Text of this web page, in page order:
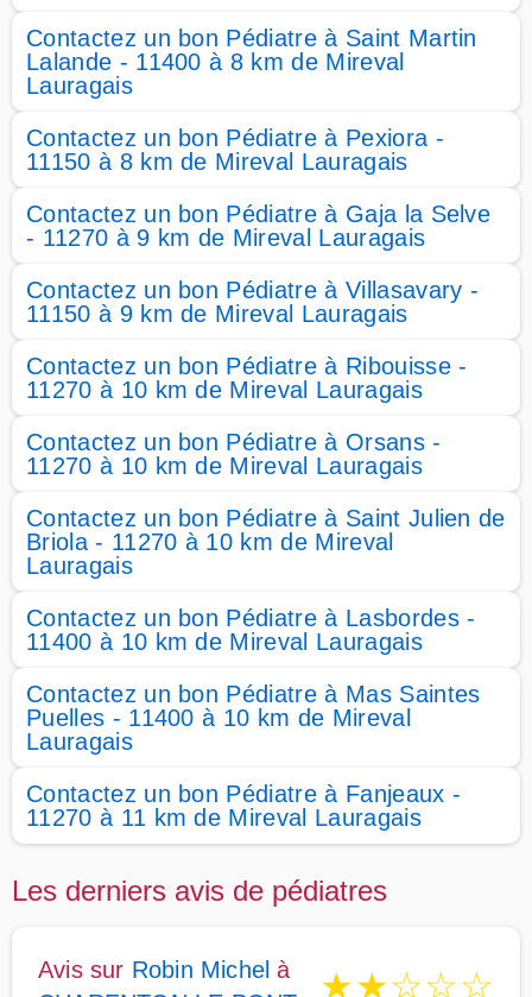
Contactez un bon Pédiatre à Saint Martin
Lalande - 11400 à 8 km de Mireval
Lauragais
Contactez un bon Pédiatre à Pexiora -
11150 à 8 km de Mireval Lauragais
Contactez un bon Pédiatre à Gaja la Selve
- 11270 à 9 km de Mireval Lauragais
Contactez un bon Pédiatre à Villasavary -
11150 à 9 km de Mireval Lauragais
Contactez un bon Pédiatre à Ribouisse -
11270 à 10 km de Mireval Lauragais
Contactez un bon Pédiatre à Orsans -
11270 à 10 km de Mireval Lauragais
Contactez un bon Pédiatre à Saint Julien de
Briola - 11270 à 10 km de Mireval
Lauragais
Contactez un bon Pédiatre à Lasbordes -
11400 à 10 km de Mireval Lauragais
Contactez un bon Pédiatre à Mas Saintes
Puelles - 11400 à 10 km de Mireval
Lauragais
Contactez un bon Pédiatre à Fanjeaux -
11270 à 11 km de Mireval Lauragais
Les derniers avis de pédiatres
Avis sur Robin Michel à
★★☆☆☆